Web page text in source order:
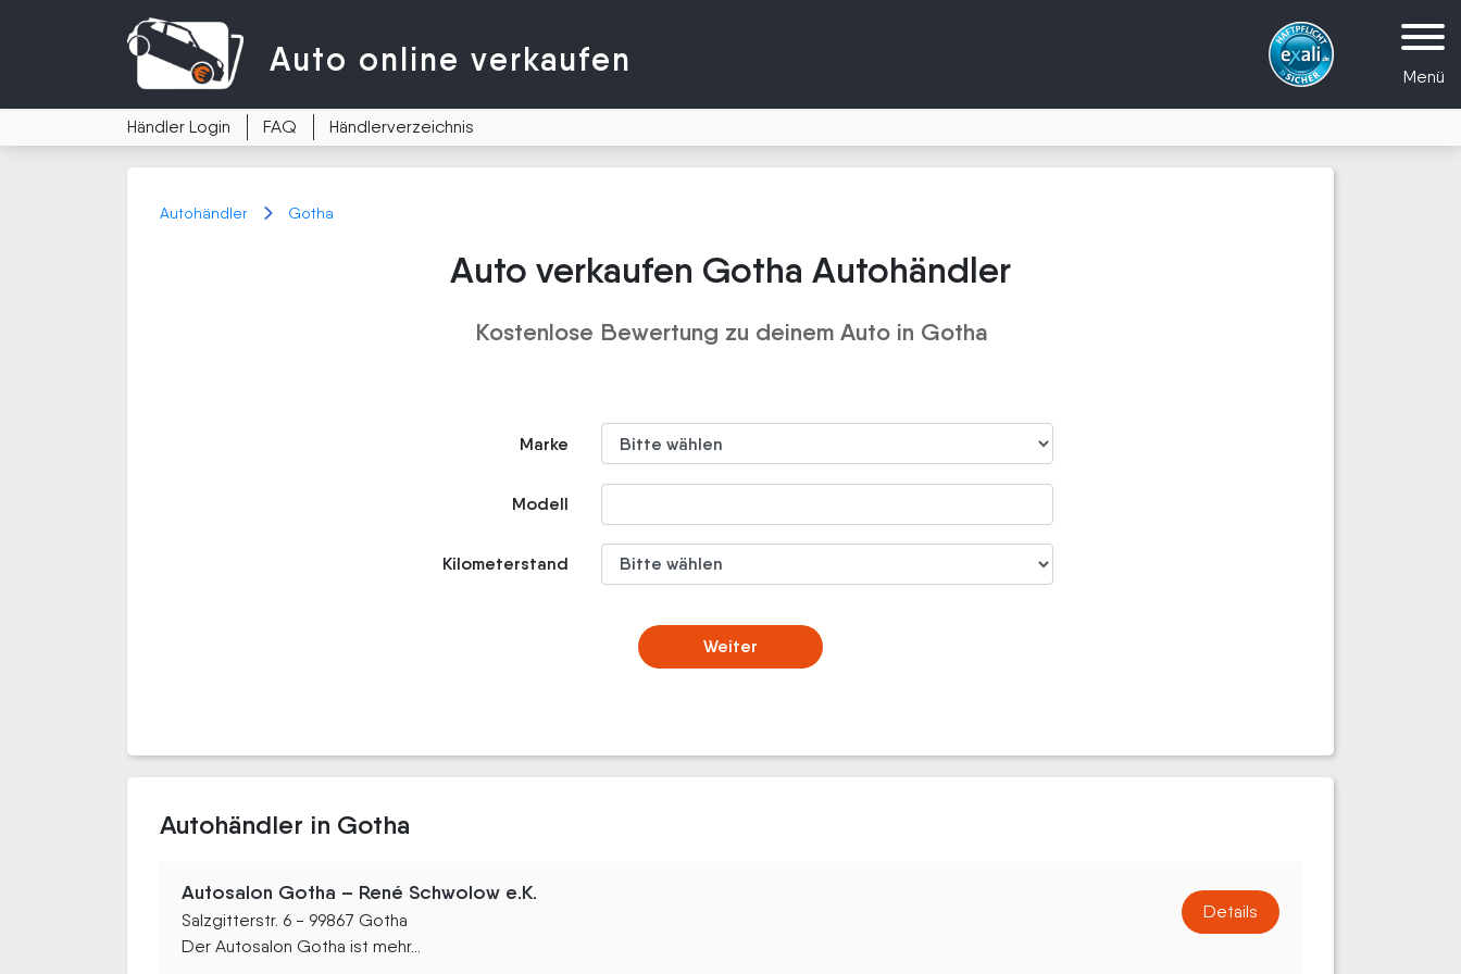
Menü
Auto online verkaufen
Händler Login FAQ Händlerverzeichnis
Autohändler Gotha
Auto verkaufen Gotha Autohändler
Kostenlose Bewertung zu deinem Auto in Gotha
Marke
Modell
Kilometerstand
Weiter
Autohändler in Gotha
Autosalon Gotha – René Schwolow e.K.
Salzgitterstr. 6 - 99867 Gotha
Der Autosalon Gotha ist mehr...
Details